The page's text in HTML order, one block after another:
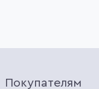
Покупателям